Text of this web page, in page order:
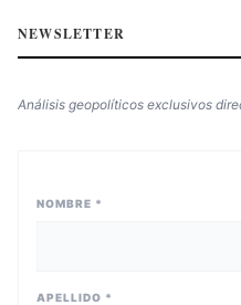
NEWSLETTER
Análisis geopolíticos exclusivos
NOMBRE *
APELLIDO *